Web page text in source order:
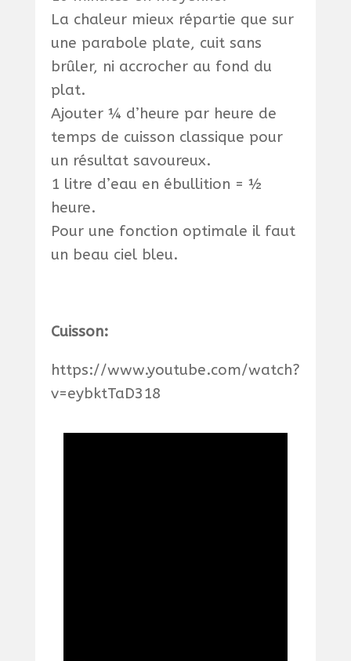
La chaleur mieux répartie que sur
une parabole plate, cuit sans
brûler, ni accrocher au fond du
plat.
Ajouter ¼ d’heure par heure de
temps de cuisson classique pour
un résultat savoureux.
1 litre d’eau en ébullition = ½
heure.
Pour une fonction optimale il faut
un beau ciel bleu.
Cuisson:
https://www.youtube.com/watch?
v=eybktTaD318